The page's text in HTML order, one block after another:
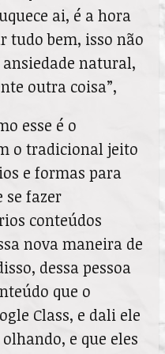
ai, é a hora
tudo bem, isso não
natural,
outra coisa”,
esse é o
o tradicional jeito
e formas para
se fazer
conteúdos
nova maneira de
dessa pessoa
que o
Class, e dali ele
e que eles